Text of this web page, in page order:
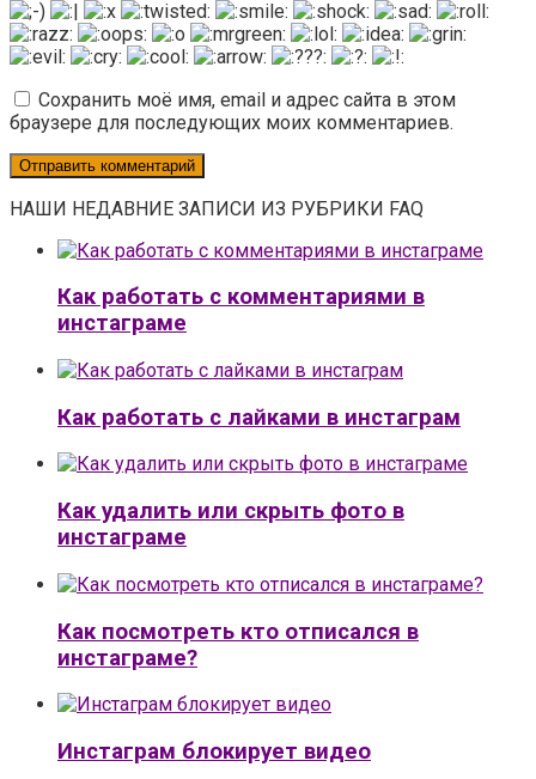
Сохранить моё имя, email и адрес сайта в этом
браузере для последующих моих комментариев.
НАШИ НЕДАВНИЕ ЗАПИСИ ИЗ РУБРИКИ FAQ
Как работать с комментариями в
инстаграме
Как работать с лайками в инстаграм
Как удалить или скрыть фото в
инстаграме
Как посмотреть кто отписался в
инстаграме?
Инстаграм блокирует видео